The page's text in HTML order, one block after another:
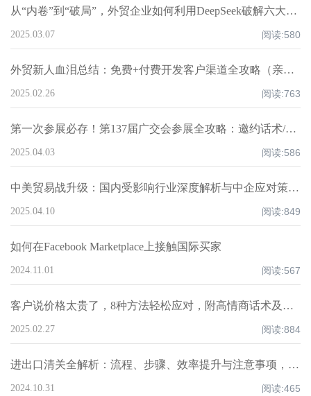
从“内卷”到“破局”，外贸企业如何利用DeepSeek破解六大核心痛点，重构全球化竞争力？
2025.03.07 阅读:580
外贸新人血泪总结：免费+付费开发客户渠道全攻略（亲测爆单路径）
2025.02.26 阅读:763
第一次参展必存！第137届广交会参展全攻略：邀约话术/展位话术/跟进邮件模板
2025.04.03 阅读:586
中美贸易战升级：国内受影响行业深度解析与中企应对策略！
2025.04.10 阅读:849
如何在Facebook Marketplace上接触国际买家
2024.11.01 阅读:567
客户说价格太贵了，8种方法轻松应对，附高情商话术及案例！
2025.02.27 阅读:884
进出口清关全解析：流程、步骤、效率提升与注意事项，超全知识点汇总！
2024.10.31 阅读:465